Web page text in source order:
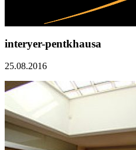
interyer-pentkhausa
25.08.2016